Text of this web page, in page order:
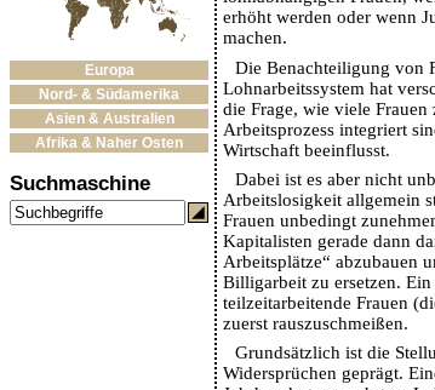
Europa
Nord- & Südamerika
Asien & Australien
Afrika & Naher Osten
Suchmaschine
erhöht werden oder wenn
machen.
Die Benachteiligung von
Lohnarbeitssystem hat
die Frage, wie viele
Arbeitsprozess integriert
Wirtschaft beeinflusst.
Dabei ist es aber nicht
Arbeitslosigkeit allgemein
Frauen unbedingt
Kapitalisten gerade dann
Arbeitsplätze“ abzubauen
Billigarbeit zu ersetzen.
teilzeitarbeitende Frauen
zuerst rauszuschmeißen.
Grundsätzlich ist die
Widersprüchen geprägt.